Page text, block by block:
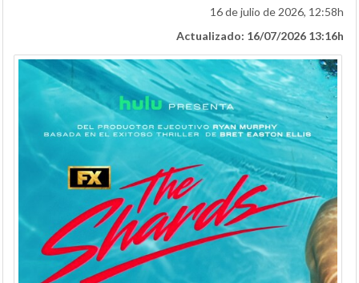
16 de julio de 2026, 12:58h
Actualizado: 16/07/2026 13:16h